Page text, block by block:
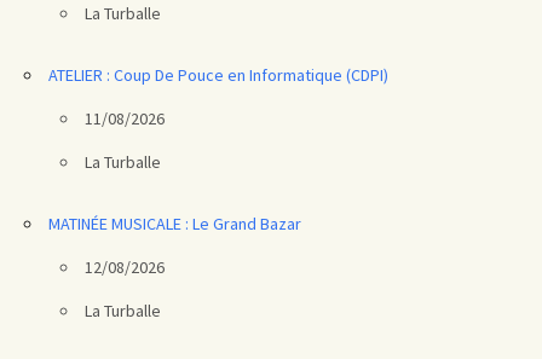
La Turballe
ATELIER : Coup De Pouce en Informatique (CDPI)
11/08/2026
La Turballe
MATINÉE MUSICALE : Le Grand Bazar
12/08/2026
La Turballe